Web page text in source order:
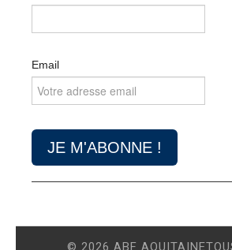
Email
© 2026 ABF